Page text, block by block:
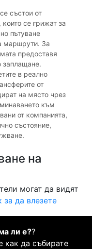
състои от
се грижат за
пътуване
маршрути. За
предоставя
заплащане.
в реално
от
на място чрез
към
от компанията,
състояние,
на
могат да видят
за да влезете
ли е??
как да събирате